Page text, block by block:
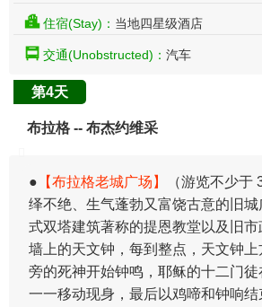
住宿(Stay)： 当地四星级酒店
交通(Unobstructed)： 汽车
第4天
布拉格 -- 布杰约维采
● 【布拉格老城广场】
（游览不少于
绎不绝、生气蓬勃又富饶古意的旧
式双塔建筑著称的提恩教堂以及旧
墙上的天文钟，每到整点，天文钟
旁的死神开始钟鸣，耶稣的十二门
一一移动现身，最后以鸡啼和钟响结